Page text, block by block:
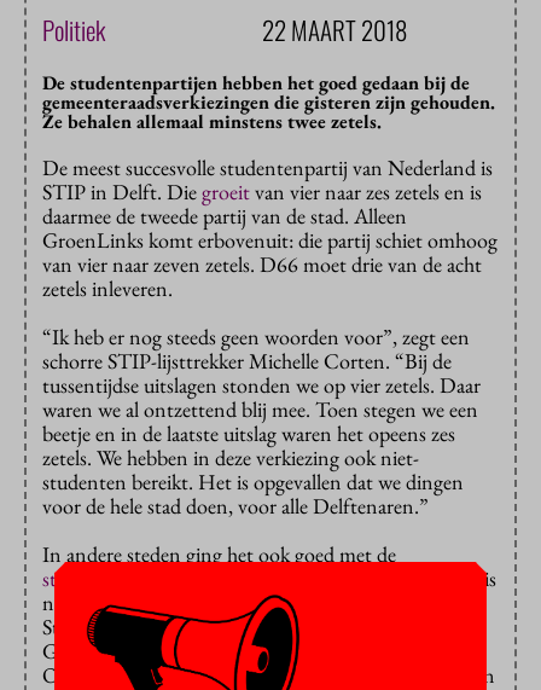
Politiek 22 MAART 2018
De studentenpartijen hebben het goed gedaan bij de
gemeenteraadsverkiezingen die gisteren zijn gehouden.
Ze behalen allemaal minstens twee zetels.
De meest succesvolle studentenpartij van Nederland is
STIP in Delft. Diegroeitvan vier naar zes zetels en is
daarmee de tweede partij van de stad. Alleen
GroenLinks komt erbovenuit: die partij schiet omhoog
van vier naar zeven zetels. D66 moet drie van de acht
zetels inleveren.
“Ik heb er nog steeds geen woorden voor”, zegt een
schorre STIP-lijsttrekker Michelle Corten. “Bij de
tussentijdse uitslagen stonden we op vier zetels. Daar
waren we al ontzettend blij mee. Toen stegen we een
beetje en in de laatste uitslag waren het opeens zes
zetels. We hebben in deze verkiezing ook niet-
studenten bereikt. Het is opgevallen dat we dingen
voor de hele stad doen, voor alle Delftenaren.”
In andere steden ging het ook goed met de
studentenpartijen
. De definitieve uitslag van Utrecht is
nog niet binnen, maar volgens de tussenstand stijgt
Student & Starter van één naar twee zetels.
GroenLinks wordt er de grootste met twaalf zetels.
Ook hier krijgt D66 een klap: de partij zakt van dertien